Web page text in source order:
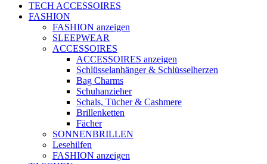
TECH ACCESSOIRES
FASHION
FASHION anzeigen
SLEEPWEAR
ACCESSOIRES
ACCESSOIRES anzeigen
Schlüsselanhänger & Schlüsselherzen
Bag Charms
Schuhanzieher
Schals, Tücher & Cashmere
Brillenketten
Fächer
SONNENBRILLEN
Lesehilfen
FASHION anzeigen